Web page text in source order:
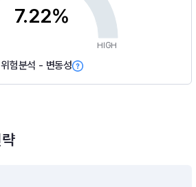
7.22%
HIGH
위험분석 - 변동성